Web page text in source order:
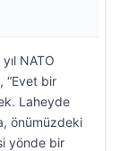
NATO
“Evet bir
Laheyde
önümüzdeki
yönde bir